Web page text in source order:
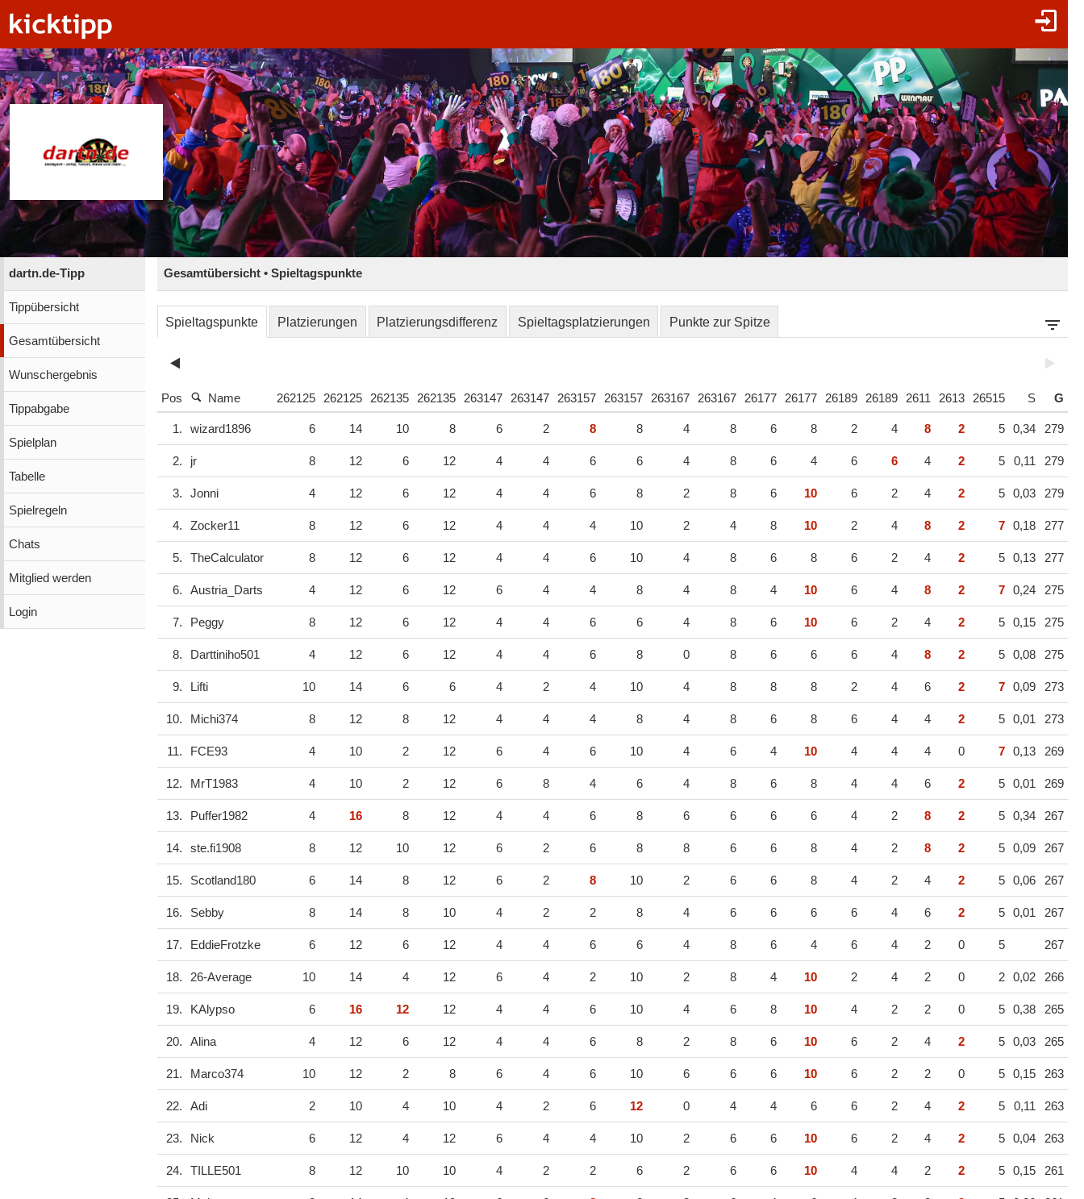
dartn.de-Tipp
Tippübersicht
Gesamtübersicht
Wunschergebnis
Tippabgabe
Spielplan
Tabelle
Spielregeln
Chats
Mitglied werden
Login
Gesamtübersicht • Spieltagspunkte
Spieltagspunkte Platzierungen Platzierungsdifferenz Spieltagsplatzierungen Punkte zur Spitze
Pos Name 262125 262125 262135 262135 263147 263147 263157 263157 263167 263167 26177 26177 26189 26189 2611 2613 26515 S G
1. wizard1896 6 14 10 8 6 2 8 8 4 8 6 8 2 4 8 2 5 0,34 279
2. jr 8 12 6 12 4 4 6 6 4 8 6 4 6 6 4 2 5 0,11 279
3. Jonni 4 12 6 12 4 4 6 8 2 8 6 10 6 2 4 2 5 0,03 279
4. Zocker11 8 12 6 12 4 4 4 10 2 4 8 10 2 4 8 2 7 0,18 277
5. TheCalculator 8 12 6 12 4 4 6 10 4 8 6 8 6 2 4 2 5 0,13 277
6. Austria_Darts 4 12 6 12 6 4 4 8 4 8 4 10 6 4 8 2 7 0,24 275
7. Peggy 8 12 6 12 4 4 6 6 4 8 6 10 6 2 4 2 5 0,15 275
8. Darttiniho501 4 12 6 12 4 4 6 8 0 8 6 6 6 4 8 2 5 0,08 275
9. Lifti 10 14 6 6 4 2 4 10 4 8 8 8 2 4 6 2 7 0,09 273
10. Michi374 8 12 8 12 4 4 4 8 4 8 6 8 6 4 4 2 5 0,01 273
11. FCE93 4 10 2 12 6 4 6 10 4 6 4 10 4 4 4 0 7 0,13 269
12. MrT1983 4 10 2 12 6 8 4 6 4 8 6 8 4 4 6 2 5 0,01 269
13. Puffer1982 4 16 8 12 4 4 6 8 6 6 6 6 4 2 8 2 5 0,34 267
14. ste.fi1908 8 12 10 12 6 2 6 8 8 6 6 8 4 2 8 2 5 0,09 267
15. Scotland180 6 14 8 12 6 2 8 10 2 6 6 8 4 2 4 2 5 0,06 267
16. Sebby 8 14 8 10 4 2 2 8 4 6 6 6 6 4 6 2 5 0,01 267
17. EddieFrotzke 6 12 6 12 4 4 6 6 4 8 6 4 6 4 2 0 5 267
18. 26-Average 10 14 4 12 6 4 2 10 2 8 4 10 2 4 2 0 2 0,02 266
19. KAlypso 6 16 12 12 4 4 6 10 4 6 8 10 4 2 2 0 5 0,38 265
20. Alina 4 12 6 12 4 4 6 8 2 8 6 10 6 2 4 2 5 0,03 265
21. Marco374 10 12 2 8 6 4 6 10 6 6 6 10 6 2 2 0 5 0,15 263
22. Adi 2 10 4 10 4 2 6 12 0 4 4 6 6 2 4 2 5 0,11 263
23. Nick 6 12 4 12 6 4 4 10 2 6 6 10 6 2 4 2 5 0,04 263
24. TILLE501 8 12 10 10 4 2 2 6 2 6 6 10 4 4 2 2 5 0,15 261